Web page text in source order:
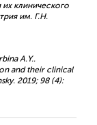
клинического
им. Г.Н.
А.Y..
and their clinical
2019; 98 (4):